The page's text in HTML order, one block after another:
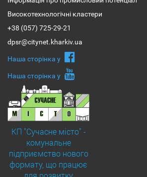
Високотехнологічні кластери
+38 (057) 725-29-21
dpsr@citynet.kharkiv.ua
Наша сторiнка у
Наша сторiнка у
КП "Сучасне місто" -
комунальне
підприємство нового
формату, що працює